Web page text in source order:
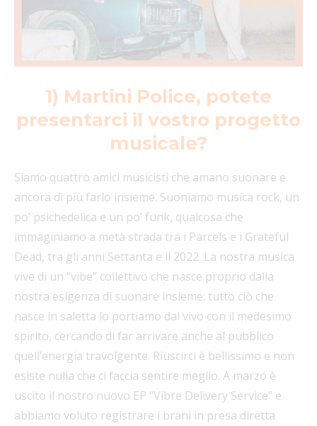
1) Martini Police, potete
presentarci il vostro progetto
musicale?
Siamo quattro amici musicisti che amano suonare e
ancora di più farlo insieme. Suoniamo musica rock, un
po’ psichedelica e un po’ funk, qualcosa che
immaginiamo a metà strada tra i Parcels e i Grateful
Dead, tra gli anni Settanta e il 2022. La nostra musica
vive di un “vibe” collettivo che nasce proprio dalla
nostra esigenza di suonare insieme: tutto ciò che
nasce in saletta lo portiamo dal vivo con il medesimo
spirito, cercando di far arrivare anche al pubblico
quell’energia travolgente. Riuscirci è bellissimo e non
esiste nulla che ci faccia sentire meglio. A marzo è
uscito il nostro nuovo EP “Vibre Delivery Service” e
abbiamo voluto registrare i brani in presa diretta